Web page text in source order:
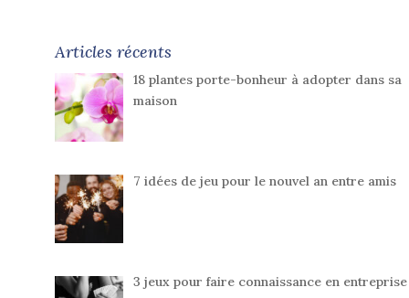
Articles récents
18 plantes porte-bonheur à adopter dans sa
maison
7 idées de jeu pour le nouvel an entre amis
3 jeux pour faire connaissance en entreprise